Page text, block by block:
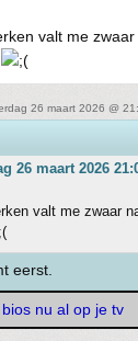
valt me
26 maart 2026 @
26 maart 2026
valt me zwaar
eerst.
nu al op je tv